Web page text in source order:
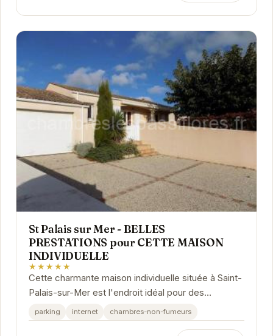
St Palais sur Mer - BELLES
PRESTATIONS pour CETTE MAISON
INDIVIDUELLE
★★★★★
Cette charmante maison individuelle située à Saint-
Palais-sur-Mer est l'endroit idéal pour des
vacances en famille ou entre amis. Avec ses...
parking internet chambres-non-fumeurs